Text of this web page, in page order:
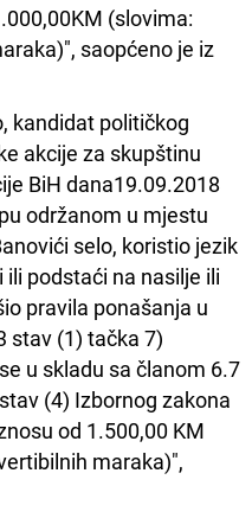
(slovima:
saopćeno je iz
kandidat političkog
akcije za skupštinu
BiH dana19.09.2018
održanom u mjestu
selo, koristio jezik
podstaći na nasilje ili
pravila ponašanja u
stav (1) tačka 7)
u skladu sa članom 6.7
(4) Izbornog zakona
od 1.500,00 KM
maraka)",